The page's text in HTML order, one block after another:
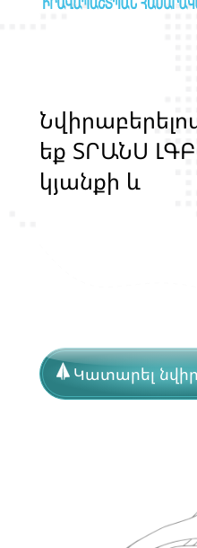
Նվիրաբերելո
եք ՏՐԱՆՍ ԼԳԲ
կյանքի և
Կատարել